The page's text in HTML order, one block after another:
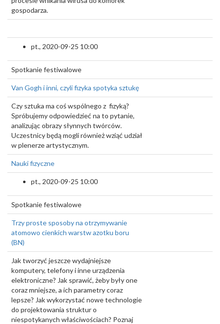
gospodarza.
pt., 2020-09-25 10:00
Spotkanie festiwalowe
Van Gogh i inni, czyli fizyka spotyka sztukę
Czy sztuka ma coś wspólnego z fizyką?
Spróbujemy odpowiedzieć na to pytanie,
analizując obrazy słynnych twórców.
Uczestnicy będą mogli również wziąć udział
w plenerze artystycznym.
Nauki fizyczne
pt., 2020-09-25 10:00
Spotkanie festiwalowe
Trzy proste sposoby na otrzymywanie
atomowo cienkich warstw azotku boru
(BN)
Jak tworzyć jeszcze wydajniejsze
komputery, telefony i inne urządzenia
elektroniczne? Jak sprawić, żeby były one
coraz mniejsze, a ich parametry coraz
lepsze? Jak wykorzystać nowe technologie
do projektowania struktur o
niespotykanych właściwościach? Poznaj